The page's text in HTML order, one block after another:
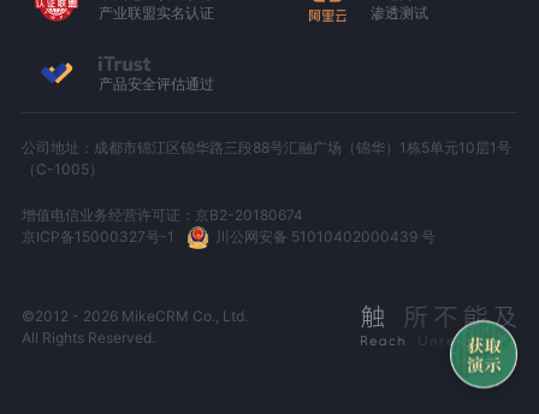
产业联盟实名认证
渗透测试
产品安全评估通过
公司地址：成都市锦江区锦华路三段88号汇融广场（锦华）1栋5单元10层1号
（C-1005）
增值电信业务经营许可证：京B2-20180674
京ICP备15000327号-1
川公网安备 51010402000439 号
©2012 - 2026 MikeCRM Co., Ltd.
All Rights Reserved.